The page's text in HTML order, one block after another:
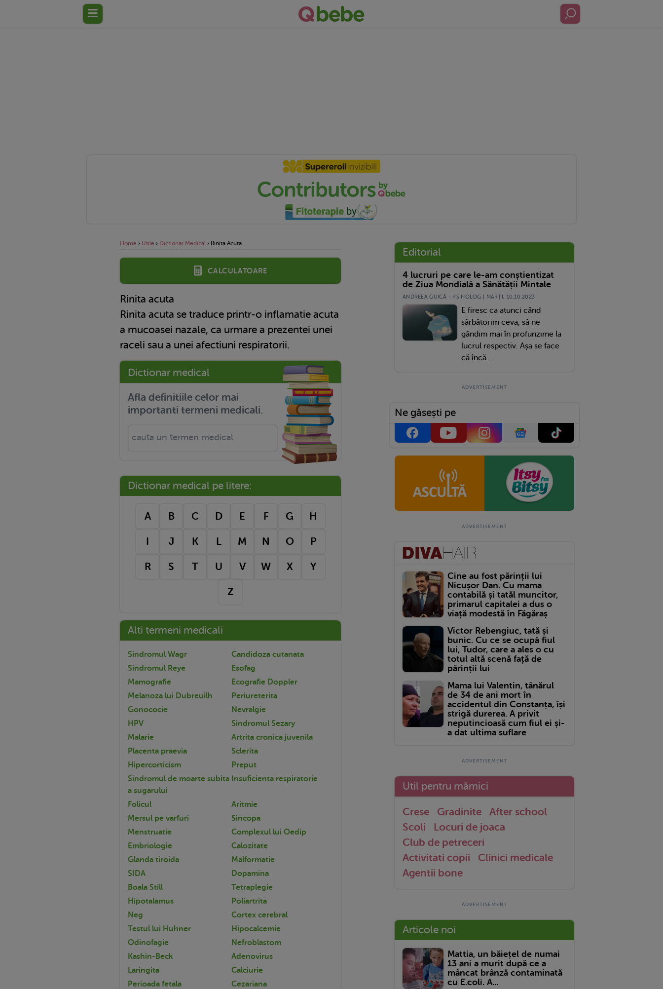
Home › Utile › Dictionar Medical › Rinita Acuta
Calculatoare
Rinita acuta
Rinita acuta se traduce printr-o inflamatie acuta
a mucoasei nazale, ca urmare a prezentei unei
raceli sau a unei afectiuni respiratorii.
Dictionar medical
Afla definitiile celor mai
importanti termeni medicali.
Dictionar medical pe litere:
A B C D E F G H
I J K L M N O P
R S T U V W X Y
Z
Alti termeni medicali
Sindromul Wagr
Candidoza cutanata
Sindromul Reye
Esofag
Mamografie
Ecografie Doppler
Melanoza lui Dubreuilh
Periureterita
Gonococie
Nevralgie
HPV
Sindromul Sezary
Malarie
Artrita cronica juvenila
Placenta praevia
Sclerita
Hipercorticism
Preput
Sindromul de moarte subita
a sugarului
Insuficienta respiratorie
Folicul
Aritmie
Mersul pe varfuri
Sincopa
Menstruatie
Complexul lui Oedip
Embriologie
Calozitate
Glanda tiroida
Malformatie
SIDA
Dopamina
Boala Still
Tetraplegie
Hipotalamus
Poliartrita
Neg
Cortex cerebral
Testul lui Huhner
Hipocalcemie
Odinofagie
Nefroblastom
Kashin-Beck
Adenovirus
Laringita
Calciurie
Perioada fetala
Cezariana
Editorial
4 lucruri pe care le-am conștientizat
de Ziua Mondială a Sănătății Mintale
ANDREEA GUICĂ - PSIHOLOG | MARŢI, 10.10.2023
E firesc ca atunci când
sărbătorim ceva, să ne
gândim mai în profunzime la
lucrul respectiv. Așa se face
că încă...
Ne găsești pe
Cine au fost părinții lui
Nicușor Dan. Cu mama
contabilă și tatăl muncitor,
primarul capitalei a dus o
viață modestă în Făgăraș
Victor Rebengiuc, tată și
bunic. Cu ce se ocupă fiul
lui, Tudor, care a ales o cu
totul altă scenă față de
părinții lui
Mama lui Valentin, tânărul
de 34 de ani mort în
accidentul din Constanța, își
strigă durerea. A privit
neputincioasă cum fiul ei și-
a dat ultima suflare
Util pentru mămici
Crese Gradinite
After school
Scoli
Locuri de joaca
Club de petreceri
Activitati copii
Clinici medicale
Agentii bone
Articole noi
Mattia, un băiețel de numai
13 ani a murit după ce a
mâncat brânză contaminată
cu E.coli. A...